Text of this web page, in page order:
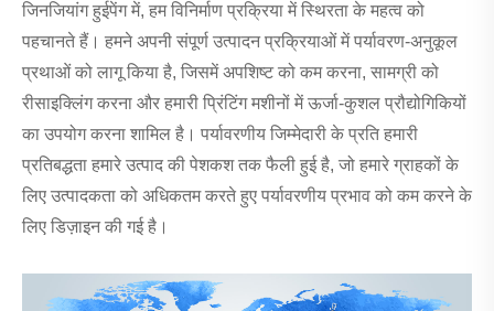
जिनजियांग हुईपेंग में, हम विनिर्माण प्रक्रिया में स्थिरता के महत्व को
पहचानते हैं। हमने अपनी संपूर्ण उत्पादन प्रक्रियाओं में पर्यावरण-अनुकूल
प्रथाओं को लागू किया है, जिसमें अपशिष्ट को कम करना, सामग्री को
रीसाइक्लिंग करना और हमारी प्रिंटिंग मशीनों में ऊर्जा-कुशल प्रौद्योगिकियों
का उपयोग करना शामिल है। पर्यावरणीय जिम्मेदारी के प्रति हमारी
प्रतिबद्धता हमारे उत्पाद की पेशकश तक फैली हुई है, जो हमारे ग्राहकों के
लिए उत्पादकता को अधिकतम करते हुए पर्यावरणीय प्रभाव को कम करने के
लिए डिज़ाइन की गई है।